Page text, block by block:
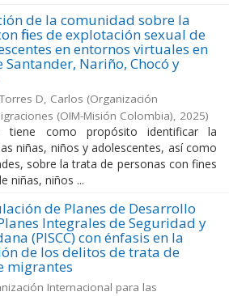
de la comunidad sobre la
fines de explotación sexual de
en entornos virtuales en
Santander, Nariño, Chocó y
D, Carlos (Organización
(OIM-Misión Colombia), 2025)
tiene como propósito identificar la
niñas, niños y adolescentes, así como
sobre la trata de personas con fines
niñas, niños ...
de Planes de Desarrollo
Integrales de Seguridad y
(PISCC) con énfasis en la
de los delitos de trata de
migrantes
Internacional para las